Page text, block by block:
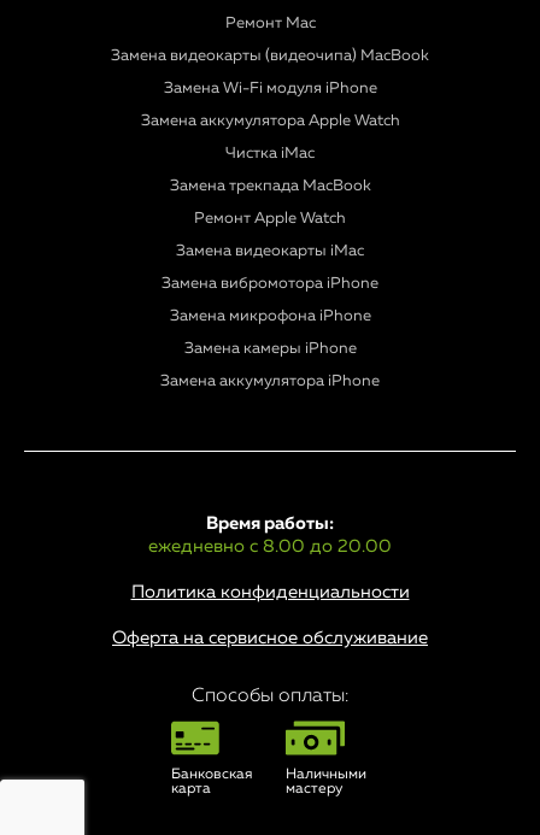
Ремонт Mac
Замена видеокарты (видеочипа) MacBook
Замена Wi-Fi модуля iPhone
Замена аккумулятора Apple Watch
Чистка iMac
Замена трекпада MacBook
Ремонт Apple Watch
Замена видеокарты iMac
Замена вибромотора iPhone
Замена микрофона iPhone
Замена камеры iPhone
Замена аккумулятора iPhone
Политика конфиденциальности
Время работы:
ежедневно с 8.00 до 20.00
Оферта на сервисное обслуживание
Способы оплаты:
Банковская
карта
Наличными
мастеру